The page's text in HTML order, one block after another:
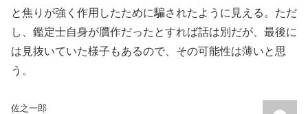
と焦りが強く作用したために騙されたように見える。ただ
し、鑑定士自身が贋作だったとすれば話は別だが、最後に
は見抜いていた様子もあるので、その可能性は薄いと思
う。
佐之一郎